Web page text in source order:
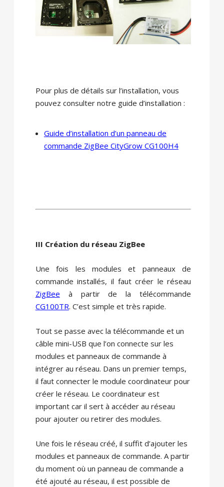
Pour plus de détails sur l’installation, vous
pouvez consulter notre guide d’installation :
Guide d’installation d’un panneau de
commande ZigBee CityGrow CG100H4
III Création du réseau ZigBee
Une fois les modules et panneaux de
commande installés, il faut créer le réseau
ZigBee à partir de la télécommande
CG100TR. C’est simple et très rapide.
Tout se passe avec la télécommande et un
câble mini-USB que l’on connecte sur les
modules et panneaux de commande à
intégrer au réseau. Dans un premier temps,
il faut connecter le module coordinateur pour
créer le réseau. Le coordinateur est
important car il sert à accéder au réseau
pour ajouter ou retirer des modules.
Une fois le réseau créé, il suffit d’ajouter les
modules et panneaux de commande. A partir
du moment où un panneau de commande a
été ajouté au réseau, il est possible de